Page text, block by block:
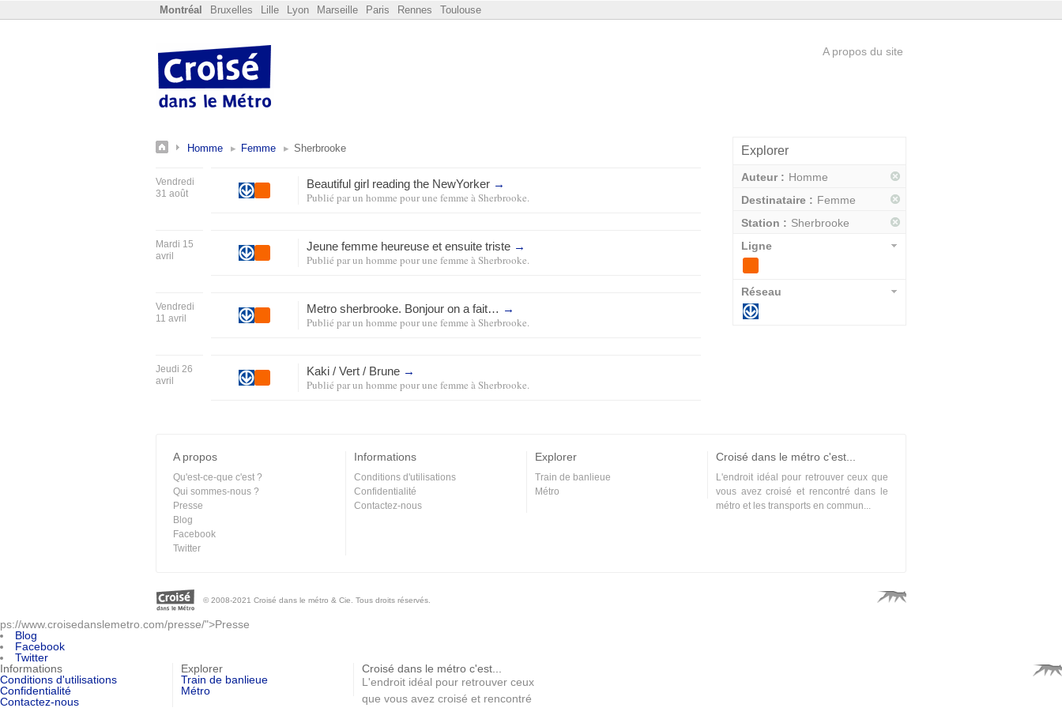
Montréal Bruxelles Lille Lyon Marseille Paris Rennes Toulouse
A propos du site
Homme Femme Sherbrooke
Vendredi
31 août
Beautiful girl reading the NewYorker →
Publié parun homme pour une femme àSherbrooke.
Mardi 15
avril
Jeune femme heureuse et ensuite triste →
Publié parun homme pour une femme àSherbrooke.
Vendredi
11 avril
Metro sherbrooke. Bonjour on a fait… →
Publié parun homme pour une femme àSherbrooke.
Jeudi 26
avril
Kaki / Vert / Brune →
Publié parun homme pour une femme àSherbrooke.
Explorer
Auteur : Homme
Destinataire : Femme
Station : Sherbrooke
Ligne
Réseau
A propos
Qu'est-ce-que c'est ?
Qui sommes-nous ?
Presse
Blog
Facebook
Twitter
Informations
Conditions d'utilisations
Confidentialité
Contactez-nous
Explorer
Train de banlieue
Métro
Croisé dans le métro c'est...
L'endroit idéal pour retrouver ceux que
vous avez croisé et rencontré dans le
métro et les transports en commun...
© 2008-2021 Croisé dans le métro & Cie. Tous droits réservés.
ps://www.croisedanslemetro.com/presse/">Presse
Blog
Facebook
Twitter
Informations
Conditions d'utilisations
Confidentialité
Contactez-nous
Explorer
Train de banlieue
Métro
Croisé dans le métro c'est...
L'endroit idéal pour retrouver ceux
que vous avez croisé et rencontré